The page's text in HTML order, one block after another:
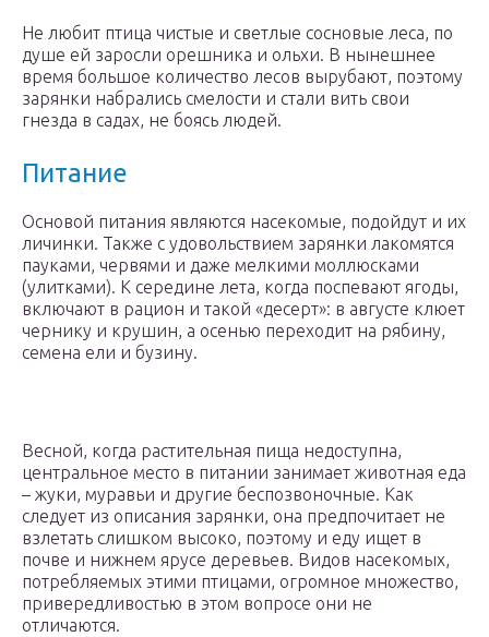
Не любит птица чистые и светлые сосновые леса, по
душе ей заросли орешника и ольхи. В нынешнее
время большое количество лесов вырубают, поэтому
зарянки набрались смелости и стали вить свои
гнезда в садах, не боясь людей.
Питание
Основой питания являются насекомые, подойдут и их
личинки. Также с удовольствием зарянки лакомятся
пауками, червями и даже мелкими моллюсками
(улитками). К середине лета, когда поспевают ягоды,
включают в рацион и такой «десерт»: в августе клюет
чернику и крушин, а осенью переходит на рябину,
семена ели и бузину.
Весной, когда растительная пища недоступна,
центральное место в питании занимает животная еда
– жуки, муравьи и другие беспозвоночные. Как
следует из описания зарянки, она предпочитает не
взлетать слишком высоко, поэтому и еду ищет в
почве и нижнем ярусе деревьев. Видов насекомых,
потребляемых этими птицами, огромное множество,
привередливостью в этом вопросе они не
отличаются.